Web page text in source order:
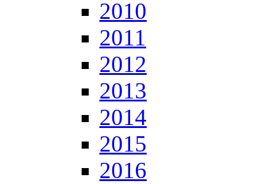
2010
2011
2012
2013
2014
2015
2016